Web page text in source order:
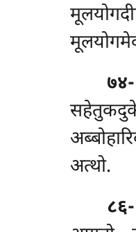
अत्थो.